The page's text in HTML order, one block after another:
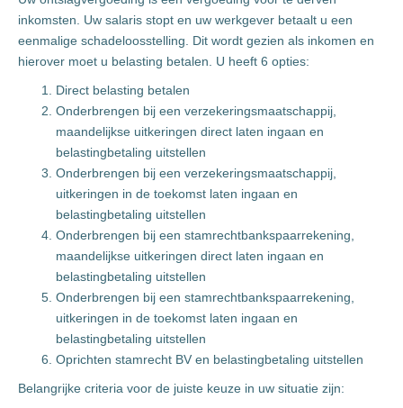
inkomsten. Uw salaris stopt en uw werkgever betaalt u een
eenmalige schadeloosstelling. Dit wordt gezien als inkomen en
hierover moet u belasting betalen. U heeft 6 opties:
Direct belasting betalen
Onderbrengen bij een verzekeringsmaatschappij,
maandelijkse uitkeringen direct laten ingaan en
belastingbetaling uitstellen
Onderbrengen bij een verzekeringsmaatschappij,
uitkeringen in de toekomst laten ingaan en
belastingbetaling uitstellen
Onderbrengen bij een stamrechtbankspaarrekening,
maandelijkse uitkeringen direct laten ingaan en
belastingbetaling uitstellen
Onderbrengen bij een stamrechtbankspaarrekening,
uitkeringen in de toekomst laten ingaan en
belastingbetaling uitstellen
Oprichten stamrecht BV en belastingbetaling uitstellen
Belangrijke criteria voor de juiste keuze in uw situatie zijn: